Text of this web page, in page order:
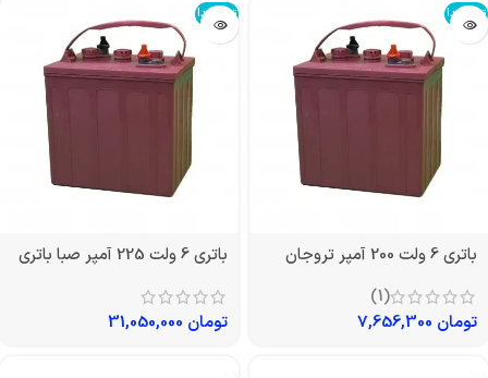
تمام شد!
باتری 6 ولت 200 آمپر تروجان
(1)
تومان
تمام شد!
باتری 6 ولت 225 آمپر صبا باتری
تومان